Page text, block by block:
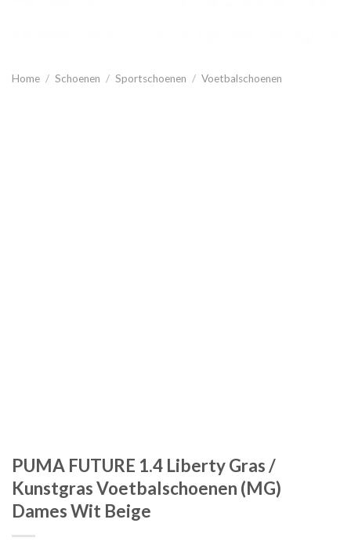
Home / Schoenen / Sportschoenen / Voetbalschoenen
PUMA FUTURE 1.4 Liberty Gras /
Kunstgras Voetbalschoenen (MG)
Dames Wit Beige